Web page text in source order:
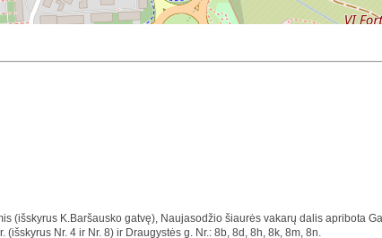
(išskyrus K.Baršausko gatvę), Naujasodžio šiaurės vakarų dalis apribota
Nr. 4 ir Nr. 8) ir Draugystės g. Nr.: 8b, 8d, 8h, 8k, 8m, 8n.